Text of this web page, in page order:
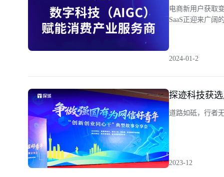
电商新用户获取
SaaS正迎来广阔
2024-01-2
探迹科技获
道路如砥，行者
2023-12